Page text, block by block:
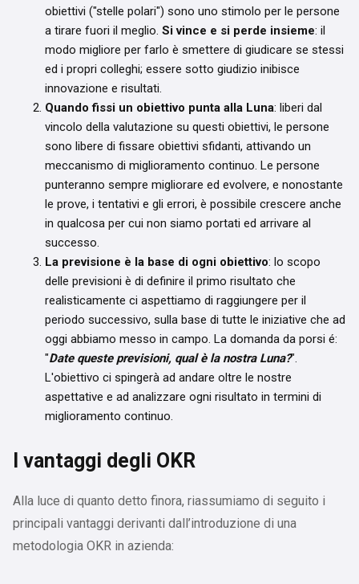
obiettivi ("stelle polari") sono uno stimolo per le persone
a tirare fuori il meglio. Si vince e si perde insieme: il
modo migliore per farlo è smettere di giudicare se stessi
ed i propri colleghi; essere sotto giudizio inibisce
innovazione e risultati.
Quando fissi un obiettivo punta alla Luna: liberi dal
vincolo della valutazione su questi obiettivi, le persone
sono libere di fissare obiettivi sfidanti, attivando un
meccanismo di miglioramento continuo. Le persone
punteranno sempre migliorare ed evolvere, e nonostante
le prove, i tentativi e gli errori, è possibile crescere anche
in qualcosa per cui non siamo portati ed arrivare al
successo.
La previsione è la base di ogni obiettivo: lo scopo
delle previsioni è di definire il primo risultato che
realisticamente ci aspettiamo di raggiungere per il
periodo successivo, sulla base di tutte le iniziative che ad
oggi abbiamo messo in campo. La domanda da porsi é:
"Date queste previsioni, qual è la nostra Luna?".
L'obiettivo ci spingerà ad andare oltre le nostre
aspettative e ad analizzare ogni risultato in termini di
miglioramento continuo.
I vantaggi degli OKR
Alla luce di quanto detto finora, riassumiamo di seguito i
principali vantaggi derivanti dall’introduzione di una
metodologia OKR in azienda: